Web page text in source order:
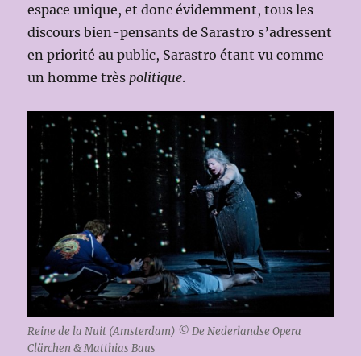
espace unique, et donc évidemment, tous les
discours bien-pensants de Sarastro s’adressent
en priorité au public, Sarastro étant vu comme
un homme très politique.
Reine de la Nuit (Amsterdam) © De Nederlandse Opera
Clärchen & Matthias Baus